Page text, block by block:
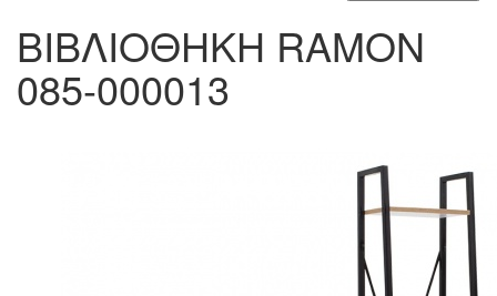
ΒΙΒΛΙΟΘΗΚΗ RAMON
085-000013